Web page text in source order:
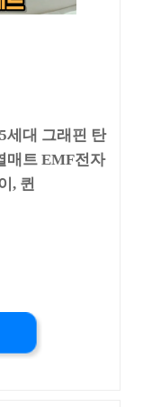
세대 그래핀 탄
매트 EMF전자
, 퀸